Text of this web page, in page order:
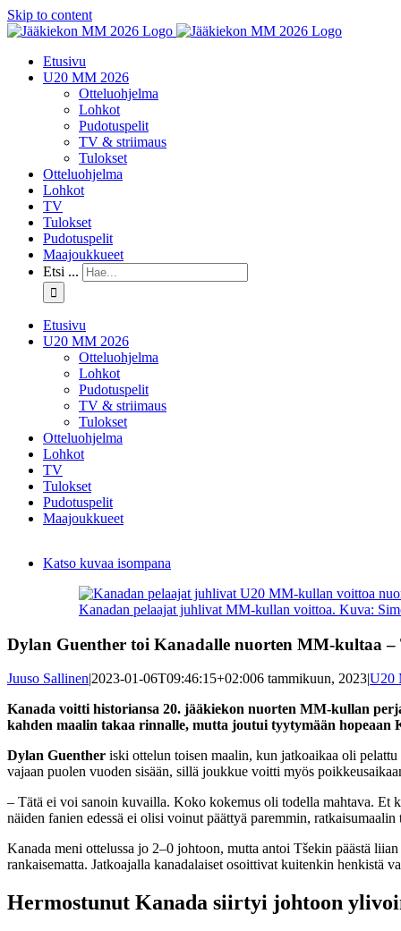
Skip to content
Etusivu
U20 MM 2026
Otteluohjelma
Lohkot
Pudotuspelit
TV & striimaus
Tulokset
Otteluohjelma
Lohkot
TV
Tulokset
Pudotuspelit
Maajoukkueet
Etsi ...
Etusivu
U20 MM 2026
Otteluohjelma
Lohkot
Pudotuspelit
TV & striimaus
Tulokset
Otteluohjelma
Lohkot
TV
Tulokset
Pudotuspelit
Maajoukkueet
Katso kuvaa isompana
Kanadan pelaajat juhlivat MM-kullan voittoa. Kuva:
Dylan Guenther toi Kanadalle nuorten MM-kultaa
Juuso Sallinen|2023-01-06T09:46:15+02:006 tammikuun, 2023|U20
Kanada voitti historiansa 20. jääkiekon nuorten MM-kullan
kahden maalin takaa rinnalle, mutta joutui tyytymään hopeaan
Dylan Guenther iski ottelun toisen maalin, kun jatkoaikaa oli
vajaan puolen vuoden sisään, sillä joukkue voitti myös
– Tätä ei voi sanoin kuvailla. Koko kokemus oli todella mahtava. Et
näiden fanien edessä ei olisi voinut päättyä paremmin,
Kanada meni ottelussa jo 2–0 johtoon, mutta antoi Tšekin päästä
rankaisematta. Jatkoajalla kanadalaiset osoittivat kuitenkin henkistä
Hermostunut Kanada siirtyi johtoon